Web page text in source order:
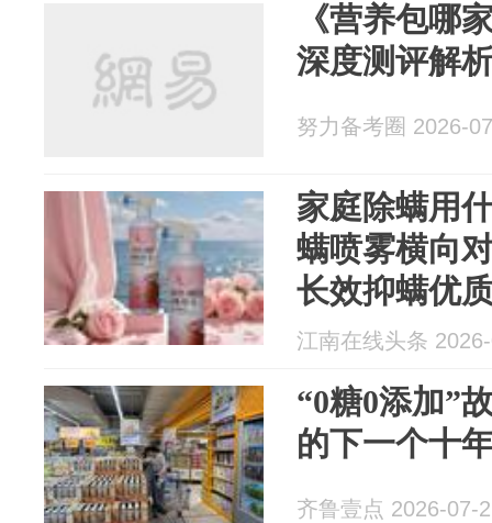
《营养包哪
深度测评解
努力备考圈 2026-
家庭除螨用
螨喷雾横向
长效抑螨优
江南在线头条
“0糖0添加”
的下一个十
齐鲁壹点 2026-07-